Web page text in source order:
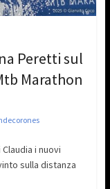
Peretti sul
Marathon
i nuovi
sulla distanza